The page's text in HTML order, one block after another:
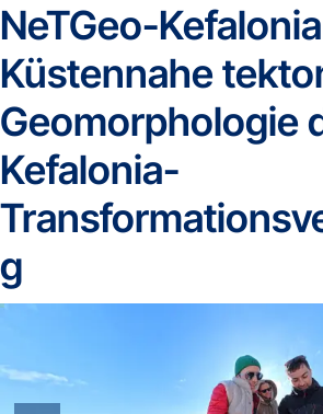
NeTGeo-Kefalonia |
Küstennahe
Geomorphologie
Kefalonia-
g